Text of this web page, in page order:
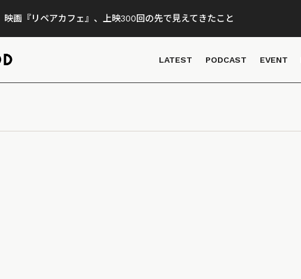
映画『リペアカフェ』、上映300回の先で見えてきたこと
LATEST PODCAST EVENT